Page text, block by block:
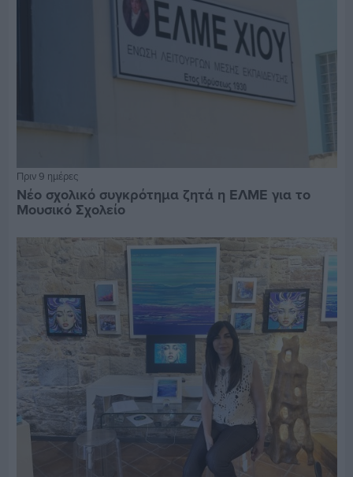
Πριν 9 ημέρες
Νέο σχολικό συγκρότημα ζητά η ΕΛΜΕ για το
Μουσικό Σχολείο